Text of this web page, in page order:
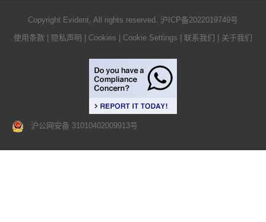
Copyright Evident, All rights reserved. 沪ICP备2022019749号
使用条款
隐私声明 Cookies Cookie Settings 联系我们 关于我们
沪公网安备 31010402009913号